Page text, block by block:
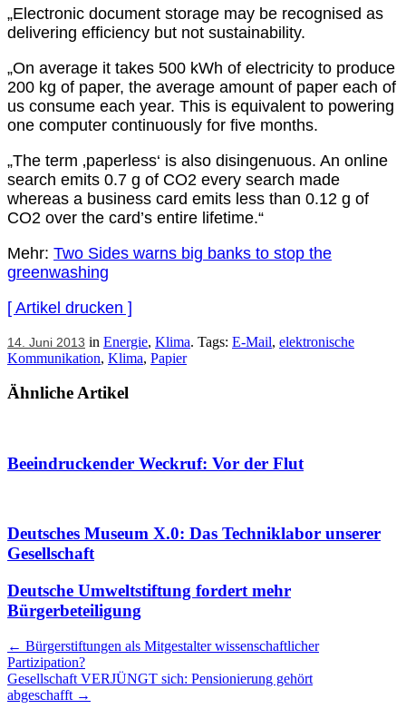
„Electronic document storage may be recognised as
delivering efficiency but not sustainability.
„On average it takes 500 kWh of electricity to produce
200 kg of paper, the average amount of paper each of
us consume each year. This is equivalent to powering
one computer continuously for five months.
„The term ‚paperless‘ is also disingenuous. An online
search emits 0.7 g of CO2 every search made
whereas a business card emits less than 0.12 g of
CO2 over the card’s entire lifetime.“
Mehr: Two Sides warns big banks to stop the
greenwashing
[ Artikel drucken ]
14. Juni 2013 in Energie, Klima. Tags: E-Mail, elektronische
Kommunikation, Klima, Papier
Ähnliche Artikel
Beeindruckender Weckruf: Vor der Flut
Deutsches Museum X.0: Das Techniklabor unserer
Gesellschaft
Deutsche Umweltstiftung fordert mehr
Bürgerbeteiligung
Artikel
Navigation
← Bürgerstiftungen als Mitgestalter wissenschaftlicher
Partizipation?
Gesellschaft VERJÜNGT sich: Pensionierung gehört
abgeschafft →